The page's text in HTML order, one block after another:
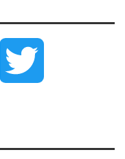
Instagram